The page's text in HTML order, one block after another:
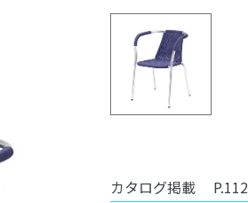
カタログ掲載 P.112